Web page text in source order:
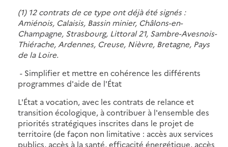
(1) 12 contrats de ce type ont déjà été signés :
Amiénois, Calaisis, Bassin minier, Châlons-en-
Champagne, Strasbourg, Littoral 21, Sambre-Avesnois-
Thiérache, Ardennes, Creuse, Nièvre, Bretagne, Pays
de la Loire.
- Simplifier et mettre en cohérence les différents
programmes d'aide de l'État
L'État a vocation, avec les contrats de relance et
transition écologique, à contribuer à l'ensemble des
priorités stratégiques inscrites dans le projet de
territoire (de façon non limitative : accès aux services
publics, accès à la santé, efficacité énergétique, accès